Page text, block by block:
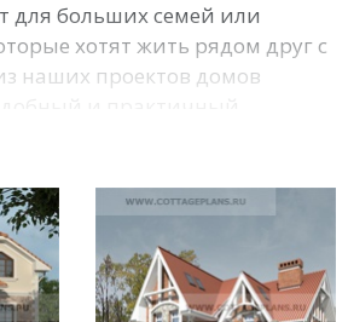
для больших семей или
хотят жить рядом друг с
наших проектов домов
чтобы каждая семья
части дома. Мы также
участка и региона,
максимальный комфорт и
предлагаем готовые проекты